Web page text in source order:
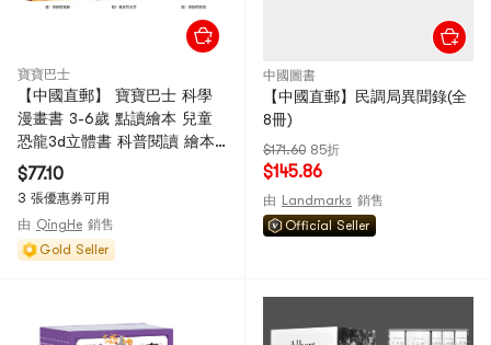
寶寶巴士
【中國直郵】 寶寶巴士 科學
漫畫書 3-6歲 點讀繪本 兒童
恐龍3d立體書 科普閱讀 繪本
無點讀筆
$77.10
3 張優惠券可用
由 QingHe 銷售
Gold Seller
中國圖書
【中國直郵】民調局異聞錄(全
8冊)
$171.60 85折
$145.86
由 Landmarks 銷售
Official Seller